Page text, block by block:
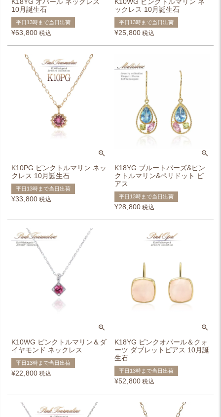
10月誕生石
平日13時まで当日出荷
¥63,800 税込
ックレス 10月誕生石
平日13時まで当日出荷
¥25,800 税込
K10PG ピンクトルマリン ネッ
クレス 10月誕生石
平日13時まで当日出荷
¥33,800 税込
K18YG ブルートパーズ&ピン
クトルマリン&ペリドット ピ
アス
平日13時まで当日出荷
¥28,800 税込
K10WG ピンクトルマリン＆ダ
イヤモンド ネックレス
平日13時まで当日出荷
¥22,800 税込
K18YG ピンクオパール＆クォ
ーツ ダブレットピアス 10月誕
生石
平日13時まで当日出荷
¥52,800 税込